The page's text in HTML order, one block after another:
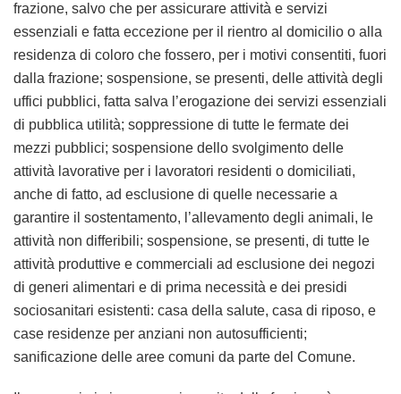
frazione, salvo che per assicurare attività e servizi
essenziali e fatta eccezione per il rientro al domicilio o alla
residenza di coloro che fossero, per i motivi consentiti, fuori
dalla frazione; sospensione, se presenti, delle attività degli
uffici pubblici, fatta salva l’erogazione dei servizi essenziali
di pubblica utilità; soppressione di tutte le fermate dei
mezzi pubblici; sospensione dello svolgimento delle
attività lavorative per i lavoratori residenti o domiciliati,
anche di fatto, ad esclusione di quelle necessarie a
garantire il sostentamento, l’allevamento degli animali, le
attività non differibili; sospensione, se presenti, di tutte le
attività produttive e commerciali ad esclusione dei negozi
di generi alimentari e di prima necessità e dei presidi
sociosanitari esistenti: casa della salute, casa di riposo, e
case residenze per anziani non autosufficienti;
sanificazione delle aree comuni da parte del Comune.